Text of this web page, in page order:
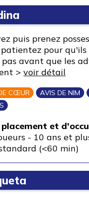
puis prenez
pour
avant que les
>voir détail
CŒUR AVIS DE NIM
placement et
- 10 ans et
(<60 min)